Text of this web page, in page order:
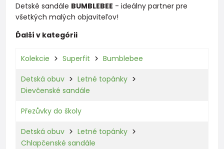
Detské sandále BUMBLEBEE - ideálny partner pre
všetkých malých objaviteľov!
Ďalší v kategórii
Kolekcie Superfit Bumblebee
Detská obuv
Letné topánky
Dievčenské sandále
Přezůvky do školy
Detská obuv
Letné topánky
Chlapčenské sandále